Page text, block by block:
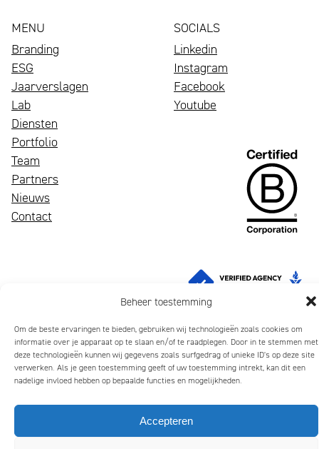
Beheer toestemming
Om de beste ervaringen te bieden, gebruiken wij technologieën zoals cookies om
informatie over je apparaat op te slaan en/of te raadplegen. Door in te stemmen met
deze technologieën kunnen wij gegevens zoals surfgedrag of unieke ID's op deze site
verwerken. Als je geen toestemming geeft of uw toestemming intrekt, kan dit een
nadelige invloed hebben op bepaalde functies en mogelijkheden.
Accepteren
MENU
Branding
ESG
Jaarverslagen
Lab
Diensten
Portfolio
Een
bloeiend
merk
trekt
mensen
glimlachen
Team
Wij
zijn
Mattmo,
en
jaarverslagen
Partners
Nieuws
Contact
SOCIALS
Linkedin
Instagram
Facebook
Youtube
Privacybeleid Algemene Voorwaarden Cookiebeleid (EU)
Copyright 2026 Mattmo Creative BV